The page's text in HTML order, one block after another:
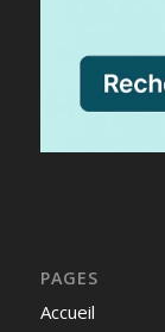
PAGES
Accueil